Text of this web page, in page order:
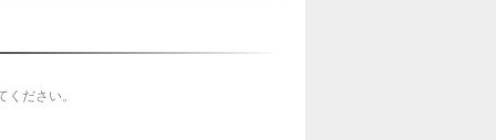
ださい。